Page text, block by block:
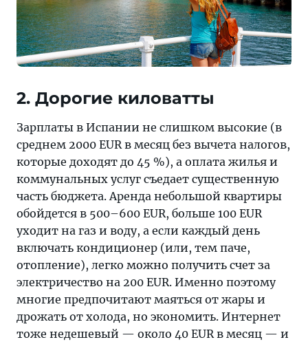
2. Дорогие киловатты
Зарплаты в Испании не слишком высокие (в
среднем 2000 EUR в месяц без вычета налогов,
которые доходят до 45 %), а оплата жилья и
коммунальных услуг съедает существенную
часть бюджета. Аренда небольшой квартиры
обойдется в 500–600 EUR, больше 100 EUR
уходит на газ и воду, а если каждый день
включать кондиционер (или, тем паче,
отопление), легко можно получить счет за
электричество на 200 EUR. Именно поэтому
многие предпочитают маяться от жары и
дрожать от холода, но экономить. Интернет
тоже недешевый — около 40 EUR в месяц — и